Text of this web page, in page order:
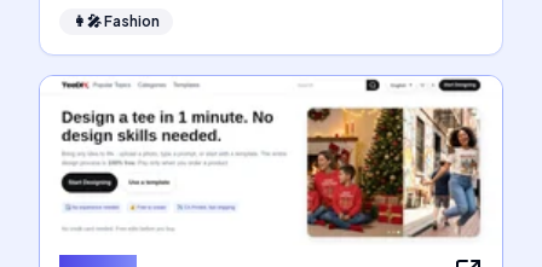
👩‍🎤Fashion